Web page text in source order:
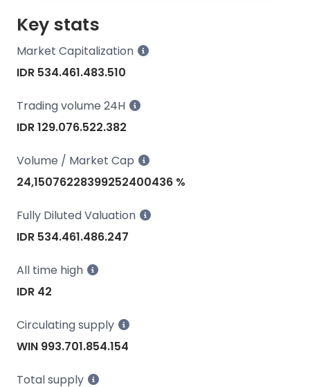
Key stats
Market Capitalization
IDR 534.461.483.510
Trading volume 24H
IDR 129.076.522.382
Volume / Market Cap
24,15076228399252400436 %
Fully Diluted Valuation
IDR 534.461.486.247
All time high
IDR 42
Circulating supply
WIN 993.701.854.154
Total supply